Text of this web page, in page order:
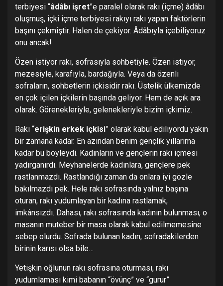
terbiyesi “âdâbı işret”e paralel olarak rakı (içme) âdâbı
oluşmuş, içki içme terbiyesi rakıyı rakı yapan faktörlerin
başını çekmiştir. Halen de çekiyor. Âdâbıyla içebiliyoruz
onu ancak!
Özen istiyor rakı, sofrasıyla sohbetiyle. Özen istiyor,
mezesiyle, karafıyla, bardağıyla. Veya da özenli
sofraların, sohbetlerin içkisidir rakı. Üstelik ülkemizde
en çok içilen içkilerin başında geliyor. Hem de açık ara
olarak. Görenekleriyle, gelenekleriyle bizim içkimiz.
Rakı “erişkin erkek içkisi” olarak kabul ediliyordu yakın
bir zamana kadar. En azından benim gençlik yıllarıma
kadar bu böyleydi. Kadınların ve gençlerin rakı içmesi
yadırganırdı. Meyhanelerde kadınlara, gençlere pek
rastlanmazdı. Rastlandığı zaman da onlara iyi gözle
bakılmazdı pek. Hele rakı sofrasında yalnız başına
oturan, rakı yudumlayan bir kadına rastlamak,
imkânsızdı. Dahası, rakı sofrasında kadının bulunması, o
masanın muteber bir masa olarak kabul edilmemesine
sebep olurdu. Sofrada bulunan kadın, sofradakilerden
birinin karısı olsa bile…
Yetişkin oğlunun rakı sofrasına oturması, rakı
yudumlaması kimi babanın “övünç” ve “gurur”